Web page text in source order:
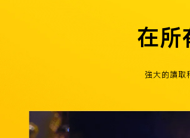
在所
強大的讀取